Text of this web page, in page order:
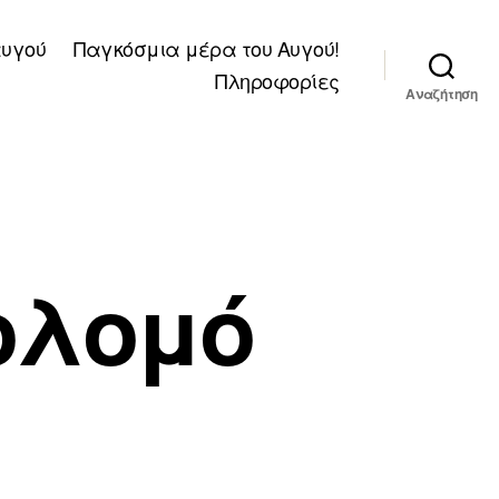
Παγκόσμια μέρα του Αυγού!
Πληροφορίες
Αναζήτηση